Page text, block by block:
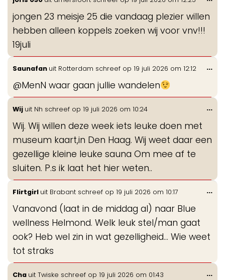
jongen 23 meisje 25 die vandaag plezier willen
hebben alleen koppels zoeken wij voor vnv!!!
19juli
Saunafan uit Rotterdam schreef op 19 juli 2026 om 12:12
@MenN waar gaan jullie wandelen
...
Wij uit Nh schreef op 19 juli 2026 om 10:24
Wij. Wij willen deze week iets leuke doen met
museum kaart,in Den Haag. Wij weet daar een
gezellige kleine leuke sauna Om mee af te
sluiten. P.s ik laat het hier weten..
...
Flirtgirl uit Brabant schreef op 19 juli 2026 om 10:17
Vanavond (laat in de middag al) naar Blue
wellness Helmond. Welk leuk stel/man gaat
ook? Heb wel zin in wat gezelligheid... Wie weet
tot straks
...
Cha uit Twiske schreef op 19 juli 2026 om 01:43 ...